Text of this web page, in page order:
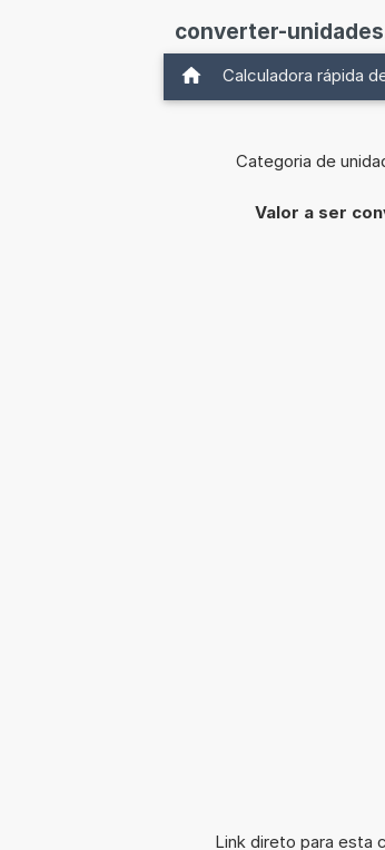
converter-unidades
Calculadora rápida
Categoria de
Valor a ser
Link direto para esta